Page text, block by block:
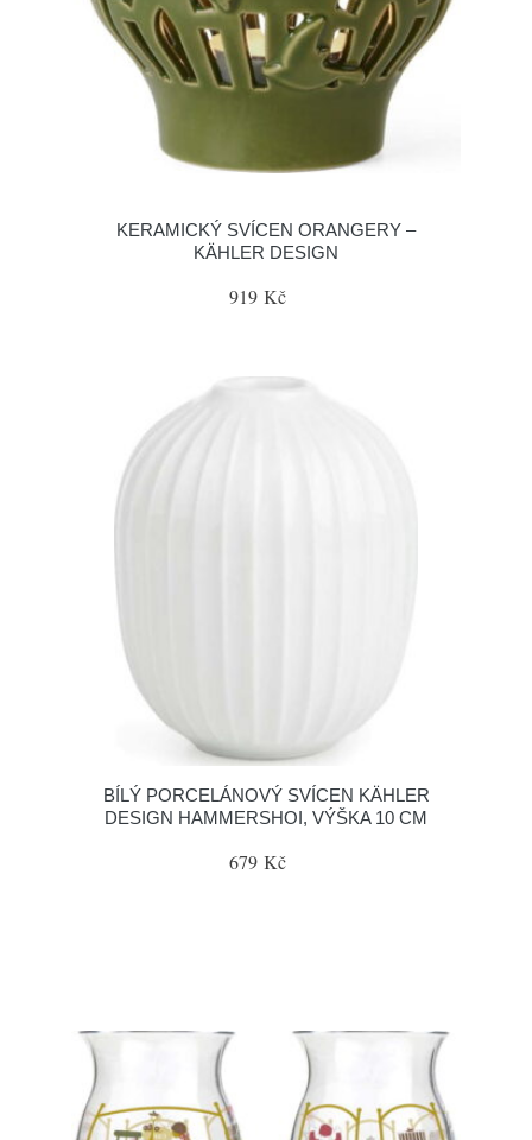
KERAMICKÝ SVÍCEN ORANGERY –
KÄHLER DESIGN
919 Kč
BÍLÝ PORCELÁNOVÝ SVÍCEN KÄHLER
DESIGN HAMMERSHOI, VÝŠKA 10 CM
679 Kč